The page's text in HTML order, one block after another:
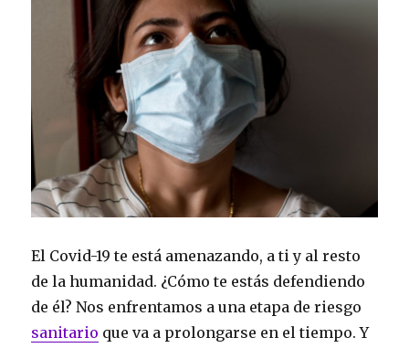
El Covid-19 te está amenazando, a ti y al resto
de la humanidad. ¿Cómo te estás defendiendo
de él? Nos enfrentamos a una etapa de riesgo
sanitario que va a prolongarse en el tiempo. Y